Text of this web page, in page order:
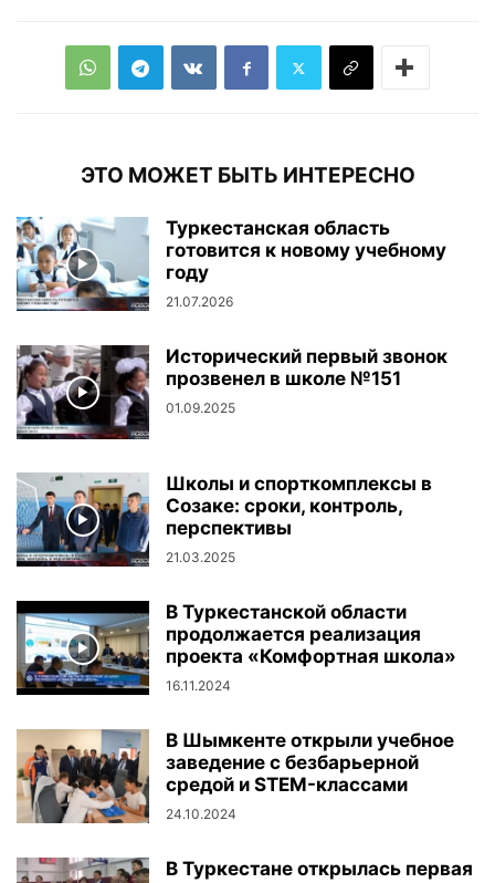
ЭТО МОЖЕТ БЫТЬ ИНТЕРЕСНО
Туркестанская область
готовится к новому учебному
году
21.07.2026
Исторический первый звонок
прозвенел в школе №151
01.09.2025
Школы и спорткомплексы в
Созаке: сроки, контроль,
перспективы
21.03.2025
В Туркестанской области
продолжается реализация
проекта «Комфортная школа»
16.11.2024
В Шымкенте открыли учебное
заведение с безбарьерной
средой и STEM-классами
24.10.2024
В Туркестане открылась первая